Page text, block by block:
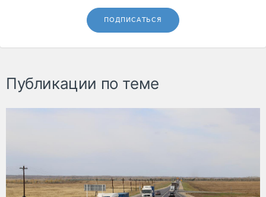
ПОДПИСАТЬСЯ
Публикации по теме